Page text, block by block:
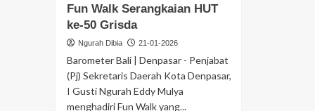
Fun Walk Serangkaian HUT
ke-50 Grisda
Ngurah Dibia 21-01-2026
Barometer Bali | Denpasar - Penjabat
(Pj) Sekretaris Daerah Kota Denpasar,
I Gusti Ngurah Eddy Mulya
menghadiri Fun Walk yang...